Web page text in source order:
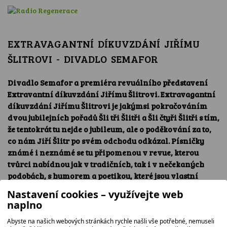
EXTRAVAGANTNÍ DÍKUVZDÁNÍ JIŘÍMU
ŠLITROVI - DIVADLO SEMAFOR
Divadlo Semafor a premiéra revuálního představení
Extravantní díkuvzdání Jiřímu Šlitrovi. Extravagantní
díkuvzdání Jiřímu Šlitrovi je jakýmsi pokračováním
dvou jubilejních pořadů Šli tři Šlitři a Šli čtyři Šlitři s tím,
že tentokrát tu nejde o jubileum, ale o poděkování za to,
co nám Jiří Šlitr po svém odchodu odkázal. Písničky
známé i neznámé se tu připomenou v revue, kterou
tvůrci nabídnou jak v tradičních, tak i v nečekaných
podobách, s humorem a poetikou, které jsou vlastní
a 25.3. v 19 hodin, další termíny na stránkách divadla
Nastavení cookies – využívejte web
naplno
Abyste na našich webových stránkách rychle našli vše potřebné, nemuseli